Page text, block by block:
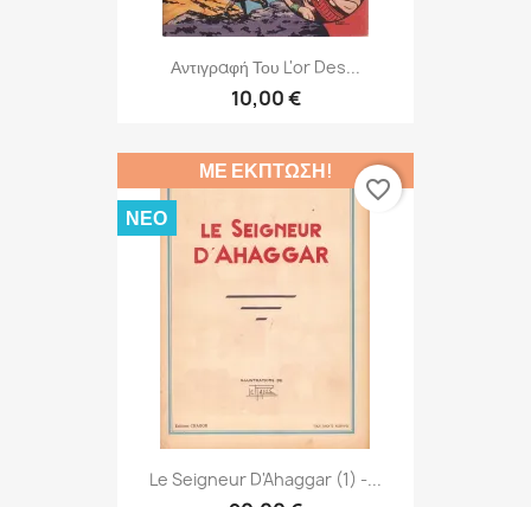
Αντιγραφή Του L'or Des...
10,00 €
Le Seigneur D'Ahaggar (1) -...
ΜΕ ΈΚΠΤΩΣΗ!
ΝΈΟ
favorite_border